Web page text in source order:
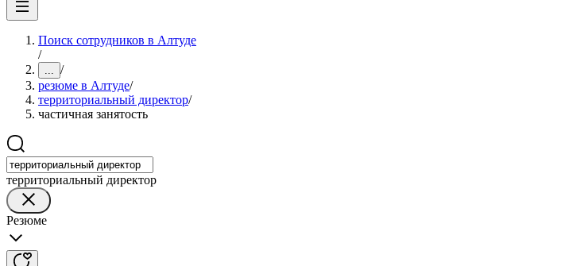
Поиск сотрудников в Алтуде
/
... /
резюме в Алтуде/
территориальный директор/
частичная занятость
территориальный директор
Резюме